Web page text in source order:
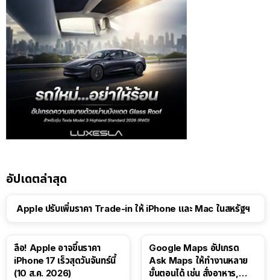
อัปเดตล่าสุด
Apple ปรับเพิ่มราคา Trade-in ให้ iPhone และ Mac ในสหรัฐฯ
ลือ! Apple อาจขึ้นราคา
iPhone 17 เร็วสุดวันจันทร์นี้
(10 ส.ค. 2026)
Google Maps อัปเกรด
Ask Maps ให้ทำงานหลาย
ขั้นตอนได้ เช่น สั่งอาหาร,